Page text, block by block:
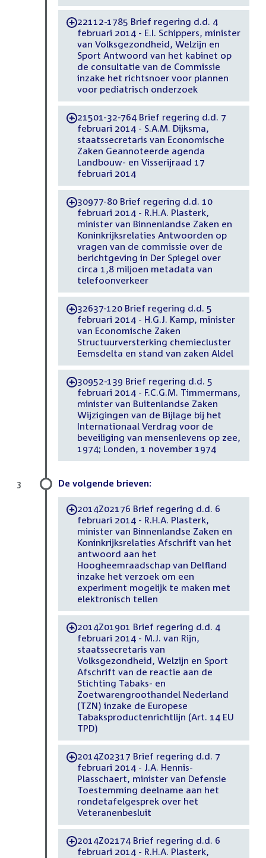
-22112-1785 Brief regering d.d. 4
februari 2014 - E.I. Schippers, minister
van Volksgezondheid, Welzijn en
Sport Antwoord van het kabinet op
de consultatie van de Commissie
inzake het richtsnoer voor plannen
voor pediatrisch onderzoek
-21501-32-764 Brief regering d.d. 7
februari 2014 - S.A.M. Dijksma,
staatssecretaris van Economische
Zaken Geannoteerde agenda
Landbouw- en Visserijraad 17
februari 2014
-30977-80 Brief regering d.d. 10
februari 2014 - R.H.A. Plasterk,
minister van Binnenlandse Zaken en
Koninkrijksrelaties Antwoorden op
vragen van de commissie over de
berichtgeving in Der Spiegel over
circa 1,8 miljoen metadata van
telefoonverkeer
-32637-120 Brief regering d.d. 5
februari 2014 - H.G.J. Kamp, minister
van Economische Zaken
Structuurversterking chemiecluster
Eemsdelta en stand van zaken Aldel
-30952-139 Brief regering d.d. 5
februari 2014 - F.C.G.M. Timmermans,
minister van Buitenlandse Zaken
Wijzigingen van de Bijlage bij het
Internationaal Verdrag voor de
beveiliging van mensenlevens op zee,
1974; Londen, 1 november 1974
De volgende brieven:
-2014Z02176 Brief regering d.d. 6
februari 2014 - R.H.A. Plasterk,
minister van Binnenlandse Zaken en
Koninkrijksrelaties Afschrift van het
antwoord aan het
Hoogheemraadschap van Delfland
inzake het verzoek om een
experiment mogelijk te maken met
elektronisch tellen
-2014Z01901 Brief regering d.d. 4
februari 2014 - M.J. van Rijn,
staatssecretaris van
Volksgezondheid, Welzijn en Sport
Afschrift van de reactie aan de
Stichting Tabaks- en
Zoetwarengroothandel Nederland
(TZN) inzake de Europese
Tabaksproductenrichtlijn (Art. 14 EU
TPD)
-2014Z02317 Brief regering d.d. 7
februari 2014 - J.A. Hennis-
Plasschaert, minister van Defensie
Toestemming deelname aan het
rondetafelgesprek over het
Veteranenbesluit
-2014Z02174 Brief regering d.d. 6
februari 2014 - R.H.A. Plasterk,
3